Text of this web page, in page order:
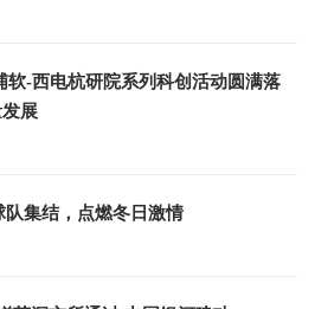
软-西电杭研院系列科创活动圆满落
展
集结，点燃冬日激情